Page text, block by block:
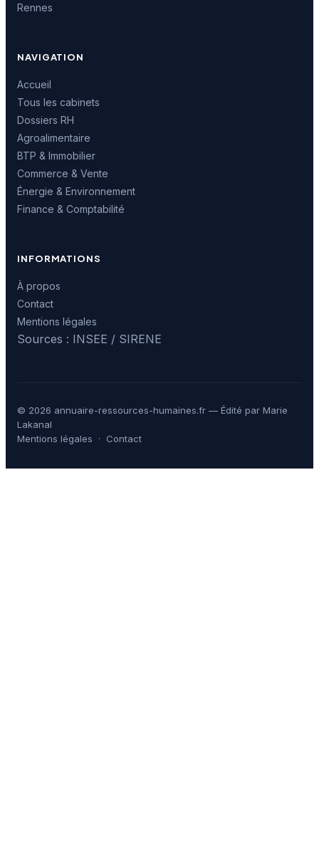
Rennes
NAVIGATION
Accueil
Tous les cabinets
Dossiers RH
Agroalimentaire
BTP & Immobilier
Commerce & Vente
Énergie & Environnement
Finance & Comptabilité
INFORMATIONS
À propos
Contact
Mentions légales
Sources : INSEE / SIRENE
© 2026 annuaire-ressources-humaines.fr — Édité par Marie
Lakanal
Mentions légales · Contact